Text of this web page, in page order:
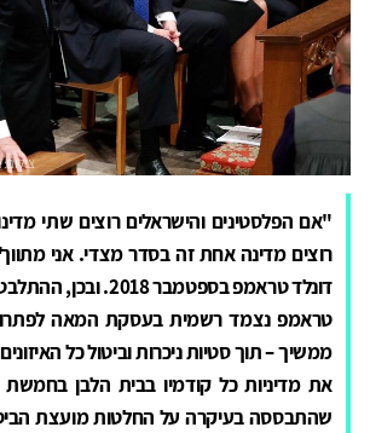
"אם הפלסטינים והישראלים רוצים שתי
רוצים מדינה אחת זה בסדר מצדי. אני
דונלד טראמפ בספטמבר
טראמפ נצמד רשמית בעסקת המאה
ממשיך – תוך סטיות ניכרות וביטול כל
את מדיניות כל קודמיו בבית הלבן בחמשת